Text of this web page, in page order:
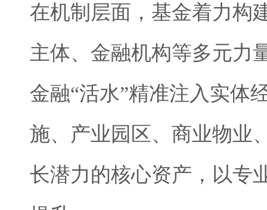
在机制层面，基金着力构
主体、金融机构等多元力
金融“活水”精准注入实体
施、产业园区、商业物业
长潜力的核心资产，以专